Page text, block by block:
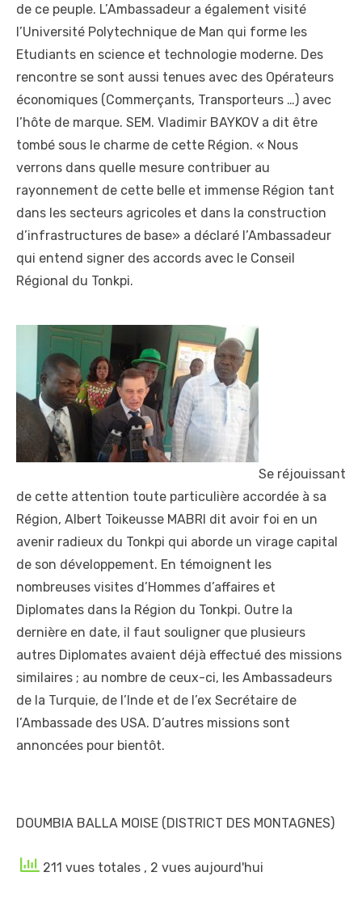
de ce peuple. L’Ambassadeur a également visité
l’Université Polytechnique de Man qui forme les
Etudiants en science et technologie moderne. Des
rencontre se sont aussi tenues avec des Opérateurs
économiques (Commerçants, Transporteurs …) avec
l’hôte de marque. SEM. Vladimir BAYKOV a dit être
tombé sous le charme de cette Région. « Nous
verrons dans quelle mesure contribuer au
rayonnement de cette belle et immense Région tant
dans les secteurs agricoles et dans la construction
d’infrastructures de base» a déclaré l’Ambassadeur
qui entend signer des accords avec le Conseil
Régional du Tonkpi.
Se réjouissant
de cette attention toute particulière accordée à sa
Région, Albert Toikeusse MABRI dit avoir foi en un
avenir radieux du Tonkpi qui aborde un virage capital
de son développement. En témoignent les
nombreuses visites d’Hommes d’affaires et
Diplomates dans la Région du Tonkpi. Outre la
dernière en date, il faut souligner que plusieurs
autres Diplomates avaient déjà effectué des missions
similaires ; au nombre de ceux-ci, les Ambassadeurs
de la Turquie, de l’Inde et de l’ex Secrétaire de
l’Ambassade des USA. D’autres missions sont
annoncées pour bientôt.
DOUMBIA BALLA MOISE (DISTRICT DES MONTAGNES)
211 vues totales , 2 vues aujourd'hui